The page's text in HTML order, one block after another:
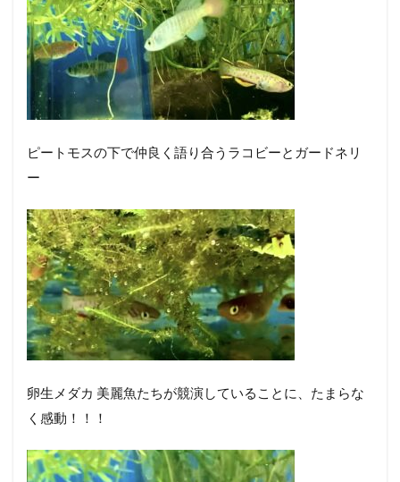
ピートモスの下で仲良く語り合うラコビーとガードネリ
ー
卵生メダカ 美麗魚たちが競演していることに、たまらな
く感動！！！